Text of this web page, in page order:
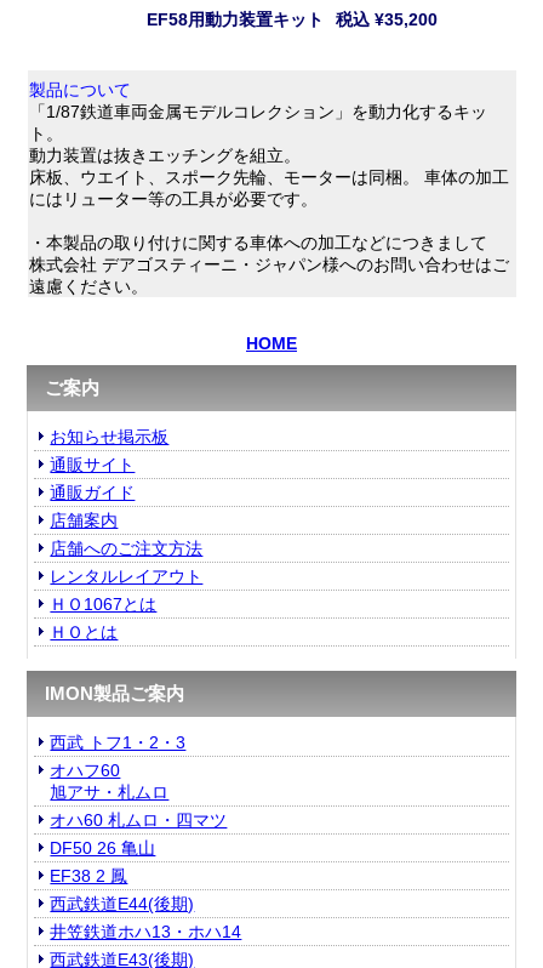
EF58用動力装置キット
税込 ¥35,200
製品について
「1/87鉄道車両金属モデルコレクション」を動力化するキッ
ト。
動力装置は抜きエッチングを組立。
床板、ウエイト、スポーク先輪、モーターは同梱。 車体の加工
にはリューター等の工具が必要です。
・本製品の取り付けに関する車体への加工などにつきまして
株式会社 デアゴスティーニ・ジャパン様へのお問い合わせはご
遠慮ください。
HOME
ご案内
お知らせ掲示板
通販サイト
通販ガイド
店舗案内
店舗へのご注文方法
レンタルレイアウト
ＨＯ1067とは
ＨＯとは
IMON製品ご案内
西武 トフ1・2・3
オハフ60
旭アサ・札ムロ
オハ60 札ムロ・四マツ
DF50 26 亀山
EF38 2 鳳
西武鉄道E44(後期)
井笠鉄道ホハ13・ホハ14
西武鉄道E43(後期)